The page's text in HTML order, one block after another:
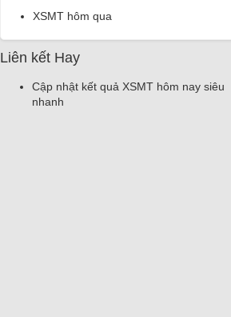
XSMT hôm qua
Liên kết Hay
Cập nhật kết quả XSMT hôm nay siêu
nhanh